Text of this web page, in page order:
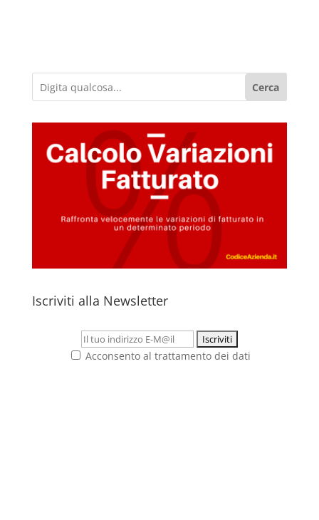
Cerca
Iscriviti alla Newsletter
Acconsento al trattamento dei dati